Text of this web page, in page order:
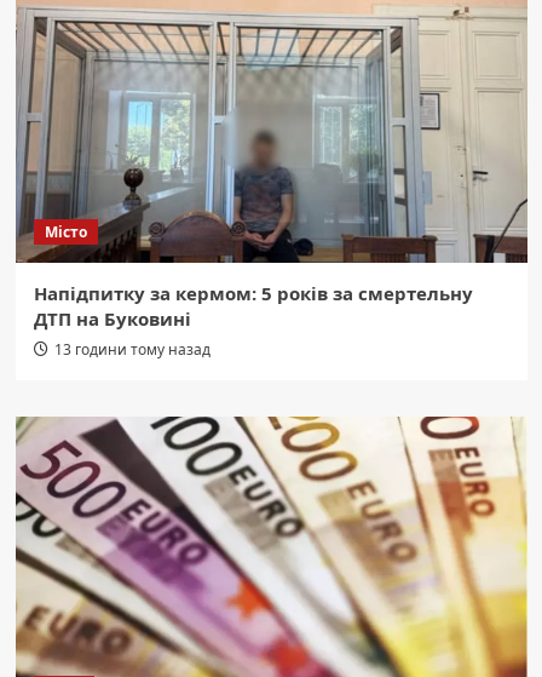
Місто
Напідпитку за кермом: 5 років за смертельну
ДТП на Буковині
13 години тому назад